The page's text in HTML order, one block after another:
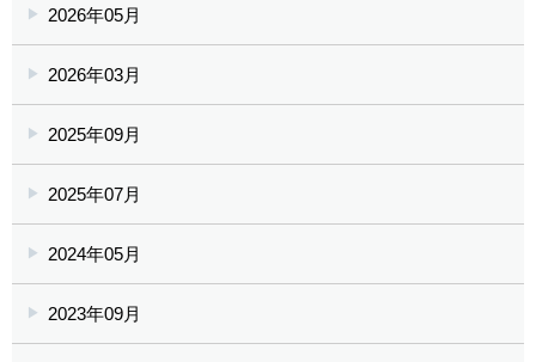
2026年05月
2026年03月
2025年09月
2025年07月
2024年05月
2023年09月